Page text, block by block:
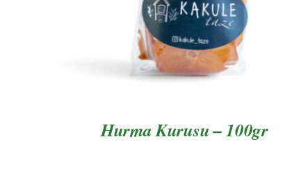
Hurma Kurusu – 100gr